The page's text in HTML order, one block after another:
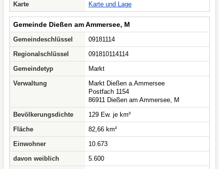
Karte
Karte und Lage
Gemeinde Dießen am Ammersee, M
Gemeindeschlüssel
09181114
Regionalschlüssel
091810114114
Gemeindetyp
Markt
Verwaltung
Markt Dießen a.Ammersee
Postfach 1154
86911 Dießen am Ammersee, M
Bevölkerungsdichte
129 Ew. je km²
Fläche
82,66 km²
Einwohner
10.673
davon weiblich
5.600